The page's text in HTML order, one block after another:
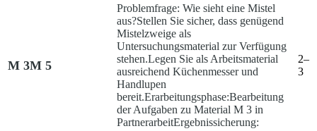
M 3M 5
Problemfrage: Wie sieht eine Mistel
aus?Stellen Sie sicher, dass genügend
Mistelzweige als
Untersuchungsmaterial zur Verfügung
stehen.Legen Sie als Arbeitsmaterial
ausreichend Küchenmesser und
Handlupen
bereit.Erarbeitungsphase:Bearbeitung
der Aufgaben zu Material M 3 in
PartnerarbeitErgebnissicherung:
2–
3